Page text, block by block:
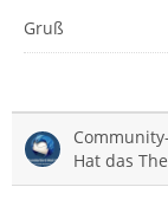
Gruß
Hat das